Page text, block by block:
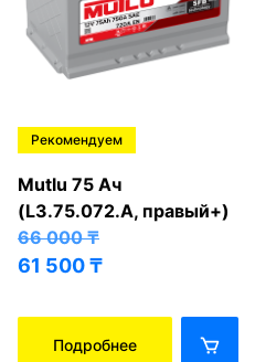
Рекомендуем
Mutlu 75 Ач
(L3.75.072.A, правый+)
66 000₸
61 500₸
Подробнее